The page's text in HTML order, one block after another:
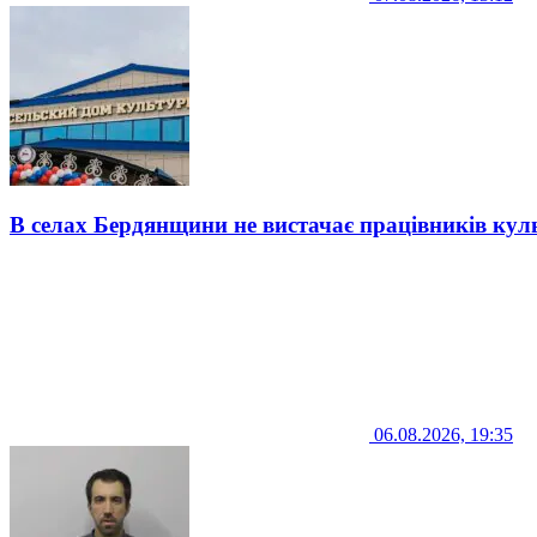
В селах Бердянщини не вистачає працівників
06.08.2026, 19:35